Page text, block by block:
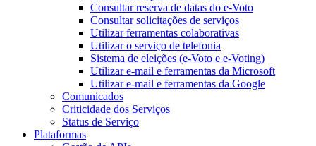
Consultar reserva de datas do e-Voto
Consultar solicitações de serviços
Utilizar ferramentas colaborativas
Utilizar o serviço de telefonia
Sistema de eleições (e-Voto e e-Voting)
Utilizar e-mail e ferramentas da Microsoft
Utilizar e-mail e ferramentas da Google
Comunicados
Criticidade dos Serviços
Status de Serviço
Plataformas